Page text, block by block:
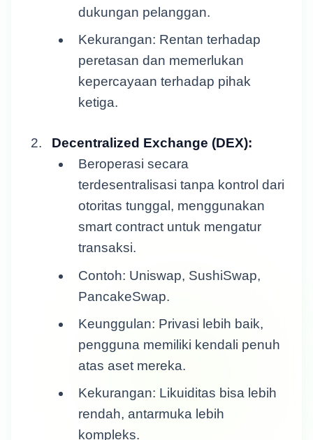
dukungan pelanggan.
Kekurangan: Rentan terhadap
peretasan dan memerlukan
kepercayaan terhadap pihak
ketiga.
Decentralized Exchange (DEX):
Beroperasi secara
terdesentralisasi tanpa kontrol dari
otoritas tunggal, menggunakan
smart contract untuk mengatur
transaksi.
Contoh: Uniswap, SushiSwap,
PancakeSwap.
Keunggulan: Privasi lebih baik,
pengguna memiliki kendali penuh
atas aset mereka.
Kekurangan: Likuiditas bisa lebih
rendah, antarmuka lebih
kompleks.